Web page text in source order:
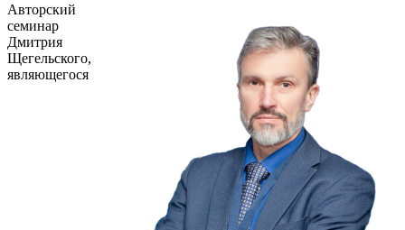
Авторский
семинар
Дмитрия
Щегельского,
являющегося